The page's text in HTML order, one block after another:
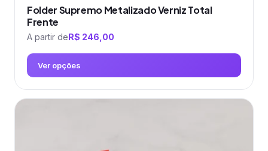
Folder Supremo Metalizado Verniz Total
Frente
A partir deR$ 246,00
Ver opções
Este
produto